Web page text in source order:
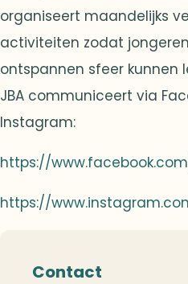
organiseert maandelijks
activiteiten zodat
ontspannen sfeer kunnen
JBA communiceert via
Instagram:
https://
https://
Contact